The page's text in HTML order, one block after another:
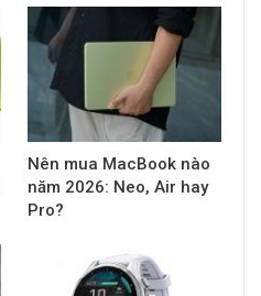
Nên mua MacBook nào
năm 2026: Neo, Air hay
Pro?